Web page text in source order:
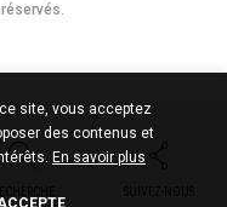
site, vous acceptez
des contenus et
En savoir plus